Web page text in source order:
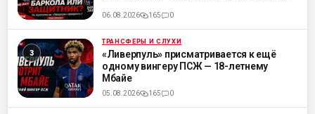
06.08.2026 165 0
ML ТРАНСФЕРЫ И СЛУХИ
«Ливерпуль» присматривается к ещё
одному вингеру ПСЖ — 18-летнему
Мбайе
05.08.2026 165 0